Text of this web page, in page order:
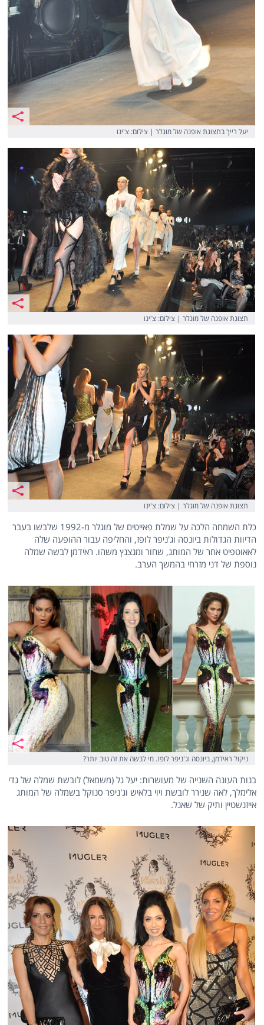
יעל רייך בתצוגת אופנה של מוגלר | צילום: צ'ינו
תצוגת אופנה של מוגלר | צילום: צ'ינו
תצוגת אופנה של מוגלר | צילום: צ'ינו
כלת השמחה הלכה על שמלת פאייטים של מוגלר מ-1992 שלבשו בעבר
הדיוות הגדולות ביונסה וג'ניפר לופז, והחליפה עבור ההופעה שלה
לאאוטפיט אחר של המותג, שחור ומנצנץ משהו. ראידמן לבשה שמלה
נוספת של דני מזרחי בהמשך הערב.
ניקול ראידמן, ביונסה וג'ניפר לופז. מי לבשה את זה טוב יותר?
בנות העונה השנייה של מעושרות: יעל גל (משמאל) לובשת שמלה של גדי
אלימלך, לאה שנירר לובשת ויוי בלאיש וג'ניפר סנוקל בשמלה של המותג
אייזנשטיין ותיק של שאנל.